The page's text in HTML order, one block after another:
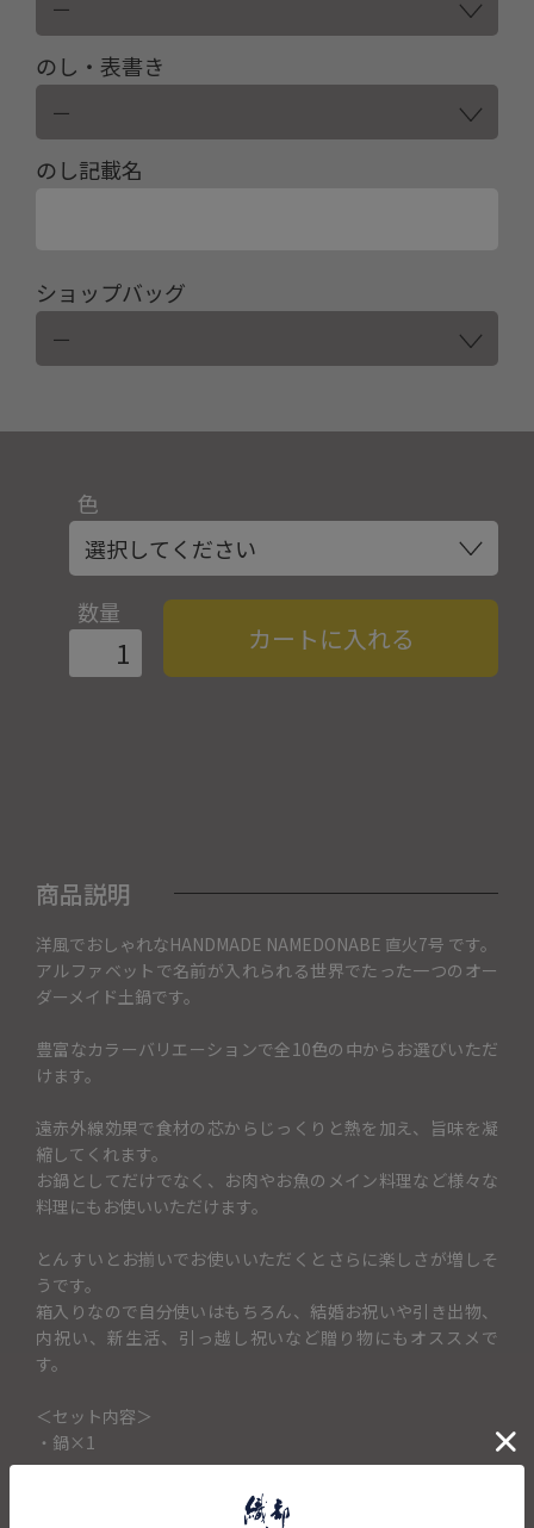
のし・表書き
のし記載名
ショップバッグ
色
数量
カートに入れる
商品説明
洋風でおしゃれなHANDMADE NAMEDONABE 直火7号 です。
アルファベットで名前が入れられる世界でたった一つのオー
ダーメイド土鍋です。
豊富なカラーバリエーションで全10色の中からお選びいただ
けます。
遠赤外線効果で食材の芯からじっくりと熱を加え、旨味を凝
縮してくれます。
お鍋としてだけでなく、お肉やお魚のメイン料理など様々な
料理にもお使いいただけます。
とんすいとお揃いでお使いいただくとさらに楽しさが増しそ
うです。
箱入りなので自分使いはもちろん、結婚お祝いや引き出物、
内祝い、新生活、引っ越し祝いなど贈り物にもオススメで
す。
＜セット内容＞
・鍋×1